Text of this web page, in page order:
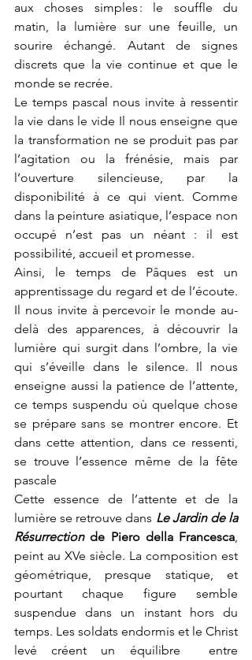
aux choses simples : le souffle du
matin, la lumière sur une feuille, un
sourire échangé. Autant de signes
discrets que la vie continue et que le
monde se recrée.
Le temps pascal nous invite à ressentir
la vie dans le vide Il nous enseigne que
la transformation ne se produit pas par
l’agitation ou la frénésie, mais par
l’ouverture silencieuse, par la
disponibilité à ce qui vient. Comme
dans la peinture asiatique, l’espace non
occupé n’est pas un néant : il est
possibilité, accueil et promesse.
Ainsi, le temps de Pâques est un
apprentissage du regard et de l’écoute.
Il nous invite à percevoir le monde au-
delà des apparences, à découvrir la
lumière qui surgit dans l’ombre, la vie
qui s’éveille dans le silence. Il nous
enseigne aussi la patience de l’attente,
ce temps suspendu où quelque chose
se prépare sans se montrer encore. Et
dans cette attention, dans ce ressenti,
se trouve l’essence même de la fête
pascale
Cette essence de l’attente et de la
lumière se retrouve dans Le Jardin de la
Résurrection de Piero della Francesca,
peint au XVe siècle. La composition est
géométrique, presque statique, et
pourtant chaque figure semble
suspendue dans un instant hors du
temps. Les soldats endormis et le Christ
levé créent un équilibre  entre